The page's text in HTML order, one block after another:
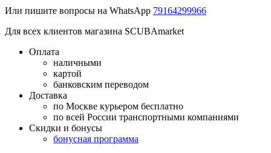
Или пишите вопросы на WhatsApp 79164299966
Для всех клиентов магазина SCUBAmarket
Оплата
наличными
картой
банковским переводом
Доставка
по Москве курьером бесплатно
по всей России транспортными компаниями
Скидки и бонусы
бонусная программа